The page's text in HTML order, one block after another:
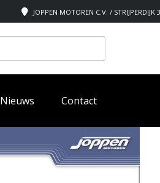
JOPPEN MOTOREN C.V. / STRIJPERDIJK
Nieuws Contact